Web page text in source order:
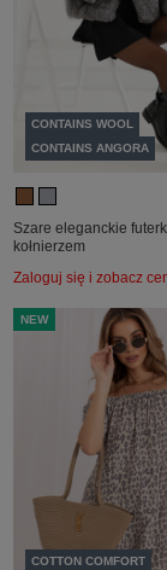
CONTAINS WOOL
CONTAINS ANGORA
Szare eleganckie
kołnierzem
Zaloguj się i zobacz
NEW
COTTON COMFORT